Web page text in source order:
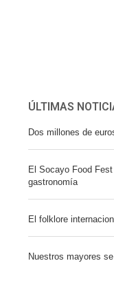
ÚLTIMAS
Dos millones de
El Socayo Food
gastronomía
El folklore
Nuestros mayores